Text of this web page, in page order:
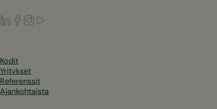
LinkedIn
Facebook
Instagram
Kodit
Yritykset
Referenssit
Ajankohtaista